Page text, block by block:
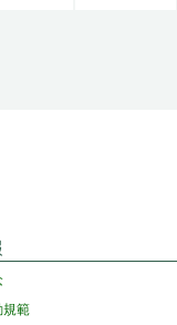
規範